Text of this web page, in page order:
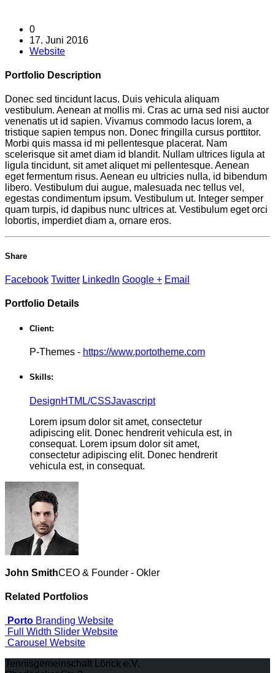
0
17. Juni 2016
Website
Portfolio Description
Donec sed tincidunt lacus. Duis vehicula aliquam
vestibulum. Aenean at mollis mi. Cras ac urna sed nisi auctor
venenatis ut id sapien. Vivamus commodo lacus lorem, a
tristique sapien tempus non. Donec fringilla cursus porttitor.
Morbi quis massa id mi pellentesque placerat. Nam
scelerisque sit amet diam id blandit. Nullam ultrices ligula at
ligula tincidunt, sit amet aliquet mi pellentesque. Aenean
eget fermentum risus. Aenean eu ultricies nulla, id bibendum
libero. Vestibulum dui augue, malesuada nec tellus vel,
egestas condimentum ipsum. Vestibulum ut. Integer semper
quam turpis, id dapibus nunc ultrices at. Vestibulum eget orci
lobortis, imperdiet diam a, ornare eros.
Share
Facebook Twitter LinkedIn Google + Email
Portfolio Details
Client:
P-Themes - https://www.portotheme.com
Skills:
DesignHTML/CSSJavascript
Lorem ipsum dolor sit amet, consectetur
adipiscing elit. Donec hendrerit vehicula est, in
consequat. Lorem ipsum dolor sit amet,
consectetur adipiscing elit. Donec hendrerit
vehicula est, in consequat.
John SmithCEO & Founder - Okler
Related Portfolios
Porto Branding Website
Full Width Slider Website
Carousel Website
Tennisgemeinschaft Lörick e.V.